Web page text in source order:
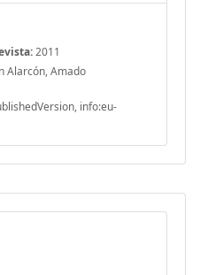
2011
Alarcón, Amado
info:eu-